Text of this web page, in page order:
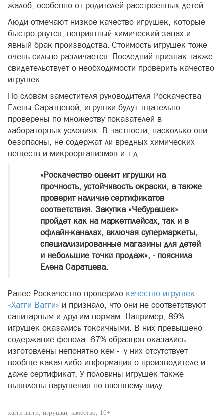
жалоб, особенно от родителей расстроенных детей.
Люди отмечают низкое качество игрушек, которые
быстро рвутся, неприятный химический запах и
явный брак производства. Стоимость игрушек тоже
очень сильно различается. Последний признак также
свидетельствует о необходимости проверить качество
игрушек.
По словам заместителя руководителя Роскачества
Елены Саратцевой, игрушки будут тщательно
проверены по множеству показателей в
лабораторных условиях. В частности, насколько они
безопасны, не содержат ли вредных химических
веществ и микроорганизмов и т.д.
«Роскачество оценит игрушки на
прочность, устойчивость окраски, а также
проверит наличие сертификатов
соответствия. Закупка «Чебурашек»
пройдет как на маркетплейсах, так и в
офлайн-каналах, включая супермаркеты,
специализированные магазины для детей
и небольшие точки продаж», - пояснила
Елена Саратцева.
Ранее Роскачество проверило качество игрушек
«Хагги Вагги» и признало, что они не соответствуют
санитарным и другим нормам. Например, 89%
игрушек оказались токсичными. В них превышено
содержание фенола. 67% образцов оказались
изготовлены непонятно кем - у них отсутствует
вообще какая-либо информация о производителе и
даже сертификат. У половины игрушек также
выявлены нарушения по внешнему виду.
хагги вагги игрушки качество 16+